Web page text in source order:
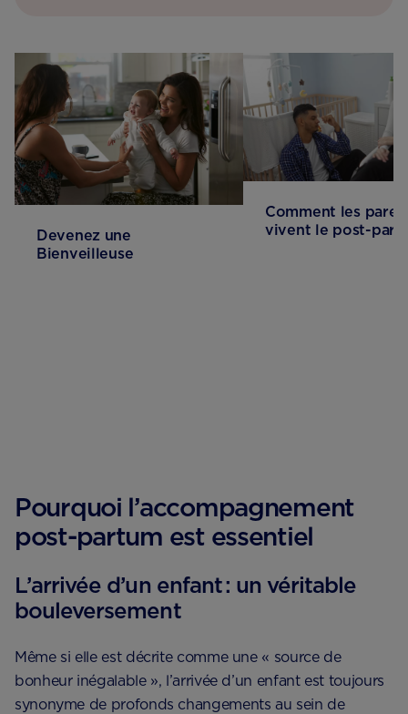
Devenez une
Bienveilleuse
Comment les
vivent le post-
Pourquoi l’accompagnement
post-partum est essentiel
L’arrivée d’un enfant : un véritable
bouleversement
Même si elle est décrite comme une « source de
bonheur inégalable », l’arrivée d’un enfant est toujours
synonyme de profonds changements au sein de